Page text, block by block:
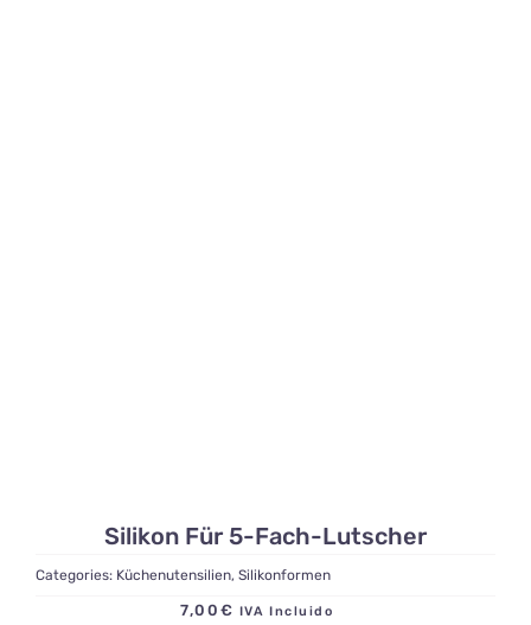
Silikon Für 5-Fach-Lutscher
Categories: Küchenutensilien, Silikonformen
7,00 € IVA Incluido